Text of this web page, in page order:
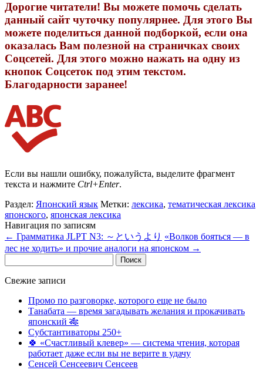
Дорогие читатели! Вы можете помочь сделать
данный сайт чуточку популярнее. Для этого Вы
можете поделиться данной подборкой, если она
оказалась Вам полезной на страничках своих
Соцсетей. Для этого можно нажать на одну из
кнопок Соцсеток под этим текстом.
Благодарности заранее!
Если вы нашли ошибку, пожалуйста, выделите фрагмент
текста и нажмите Ctrl+Enter.
Раздел: Японский язык Метки: лексика, тематическая лексика
японского, японская лексика
Навигация по записям
← Грамматика JLPT N3: ～というより «Волков бояться — в
лес не ходить» и прочие аналоги на японском →
Свежие записи
Промо по разговорке, которого еще не было
Танабата — время загадывать желания и прокачивать
японский 🎋
Субстантиваторы 250+
🍀 «Счастливый клевер» — система чтения, которая
работает даже если вы не верите в удачу
Сенсей Сенсеевич Сенсеев